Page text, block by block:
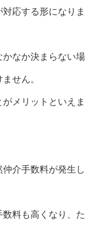
応する形になりま
なか決まらない場
せん。
メリットといえま
介手数料が発生し
料も高くなり、た